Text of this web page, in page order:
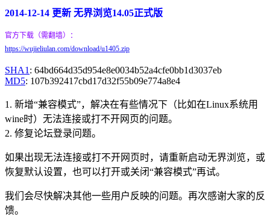
2014-12-14 更新 无界浏览14.05正式版
官方下载（需翻墙）：
https://wujieliulan.com/download/u1405.zip
SHA1 : 64bd664d35d954e8e0034b52a4cfe0bb1d3037eb
MD5: 107b392417cbd17d32f55b09e774a8e4
1. 新增“兼容模式”，解决在有些情况下（比如在Linux系统用
wine时）无法连接或打不开网页的问题。
2. 修复论坛登录问题。
如果出现无法连接或打不开网页时，请重新启动无界浏览，或
恢复默认设置，也可以打开或关闭“兼容模式”再试。
我们会尽快解决其他一些用户反映的问题。再次感谢大家的反
馈。